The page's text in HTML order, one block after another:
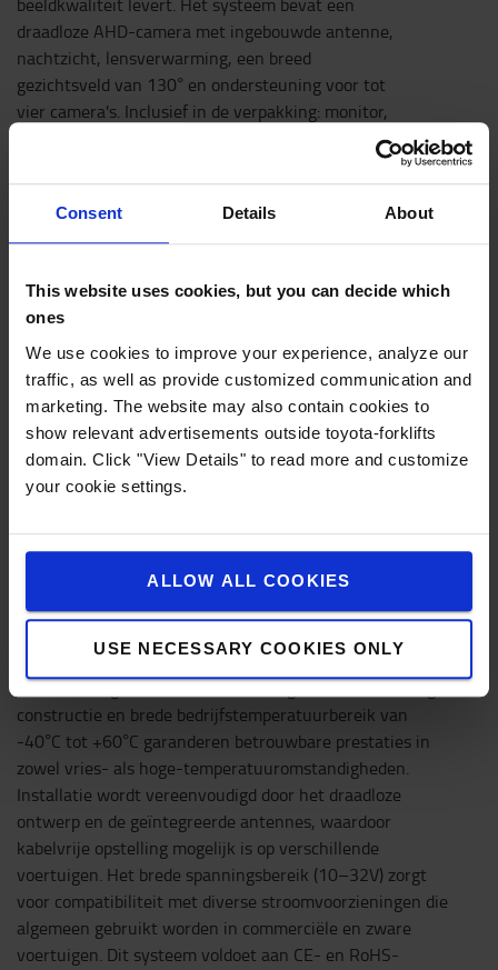
Consent Details About
This website uses cookies, but you can decide which
ones
We use cookies to improve your experience, analyze our
traffic, as well as provide customized communication and
marketing. The website may also contain cookies to
show relevant advertisements outside toyota-forklifts
domain. Click "View Details" to read more and customize
your cookie settings.
ALLOW ALL COOKIES
USE NECESSARY COOKIES ONLY
draadloze AHD-camera met ingebouwde antenne,
nachtzicht, lensverwarming, een breed
gezichtsveld van 130° en ondersteuning voor tot
vier camera's. Inclusief in de verpakking: monitor,
stroomkabel en gebruiksaanwijzing.
duurzaamheid en betrouwbaarheid essentieel zijn. Het
systeem omvat een 7-inch LED-achtergrondverlichte
monitor met scherpe 1080p-video, gecombineerd met
een draadloze AHD-camera met een breed gezichtsveld
van 130°, infrarood nachtzicht en geïntegreerde
lensverwarming voor betrouwbare werking onder alle
licht- en weersomstandigheden. De monitor ondersteunt
tot vier triggerbare camera's, met flexibele
weergavemodi zoals enkelvoudige, split-screen, triple-
en quad-weergave. Dankzij de robuuste behuizing, anti-
glans scherm en intuïtieve interface is het ideaal voor
gebruik in industriële voertuigen, transportvloten,
landbouwmachines en andere mobiele installaties.
camera IP69K-gecertificeerd voor water- en
stofbestendigheid en schokbestendig tot 10G. De stevige
constructie en brede bedrijfstemperatuurbereik van
-40°C tot +60°C garanderen betrouwbare prestaties in
zowel vries- als hoge-temperatuuromstandigheden.
Installatie wordt vereenvoudigd door het draadloze
ontwerp en de geïntegreerde antennes, waardoor
kabelvrije opstelling mogelijk is op verschillende
voertuigen. Het brede spanningsbereik (10–32V) zorgt
voor compatibiliteit met diverse stroomvoorzieningen die
algemeen gebruikt worden in commerciële en zware
voertuigen. Dit systeem voldoet aan CE- en RoHS-